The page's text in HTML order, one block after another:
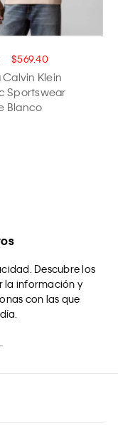
$569.40
Calvin Klein
Sportswear
Blanco
Descubre los
la información y
con las que